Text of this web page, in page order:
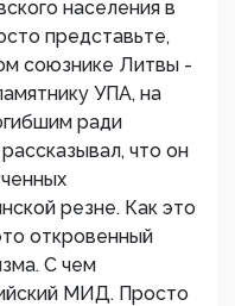
населения в
представьте,
союзнике Литвы -
УПА, на
ради
что он
резне. Как это
откровенный
С чем
МИД. Просто